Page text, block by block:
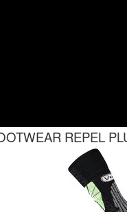
REPEL